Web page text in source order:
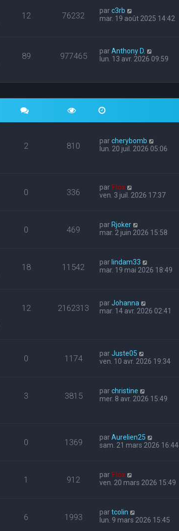
12 76232 parc3rb
mar. 19 août 2025 14:42
89 977465 parAnthony D.
lun. 13 avr. 2026 09:59
2 810 parcherybomb
lun. 20 juil. 2026 05:06
0 336 par Flox
ven. 3 juil. 2026 17:37
0 469 par Rjoker
mar. 2 juin 2026 15:58
18 11542 par lindam33
mar. 19 mai 2026 18:49
12 2162313 parJohanna
mar. 14 avr. 2026 02:41
0 1174 parJuste05
ven. 10 avr. 2026 19:34
3 3815 parchristine
mer. 8 avr. 2026 15:49
0 1369 parAurelien25
sam. 21 mars 2026 16:44
1 912 par Flox
ven. 20 mars 2026 15:49
6 1993 partcolin
lun. 9 mars 2026 15:45